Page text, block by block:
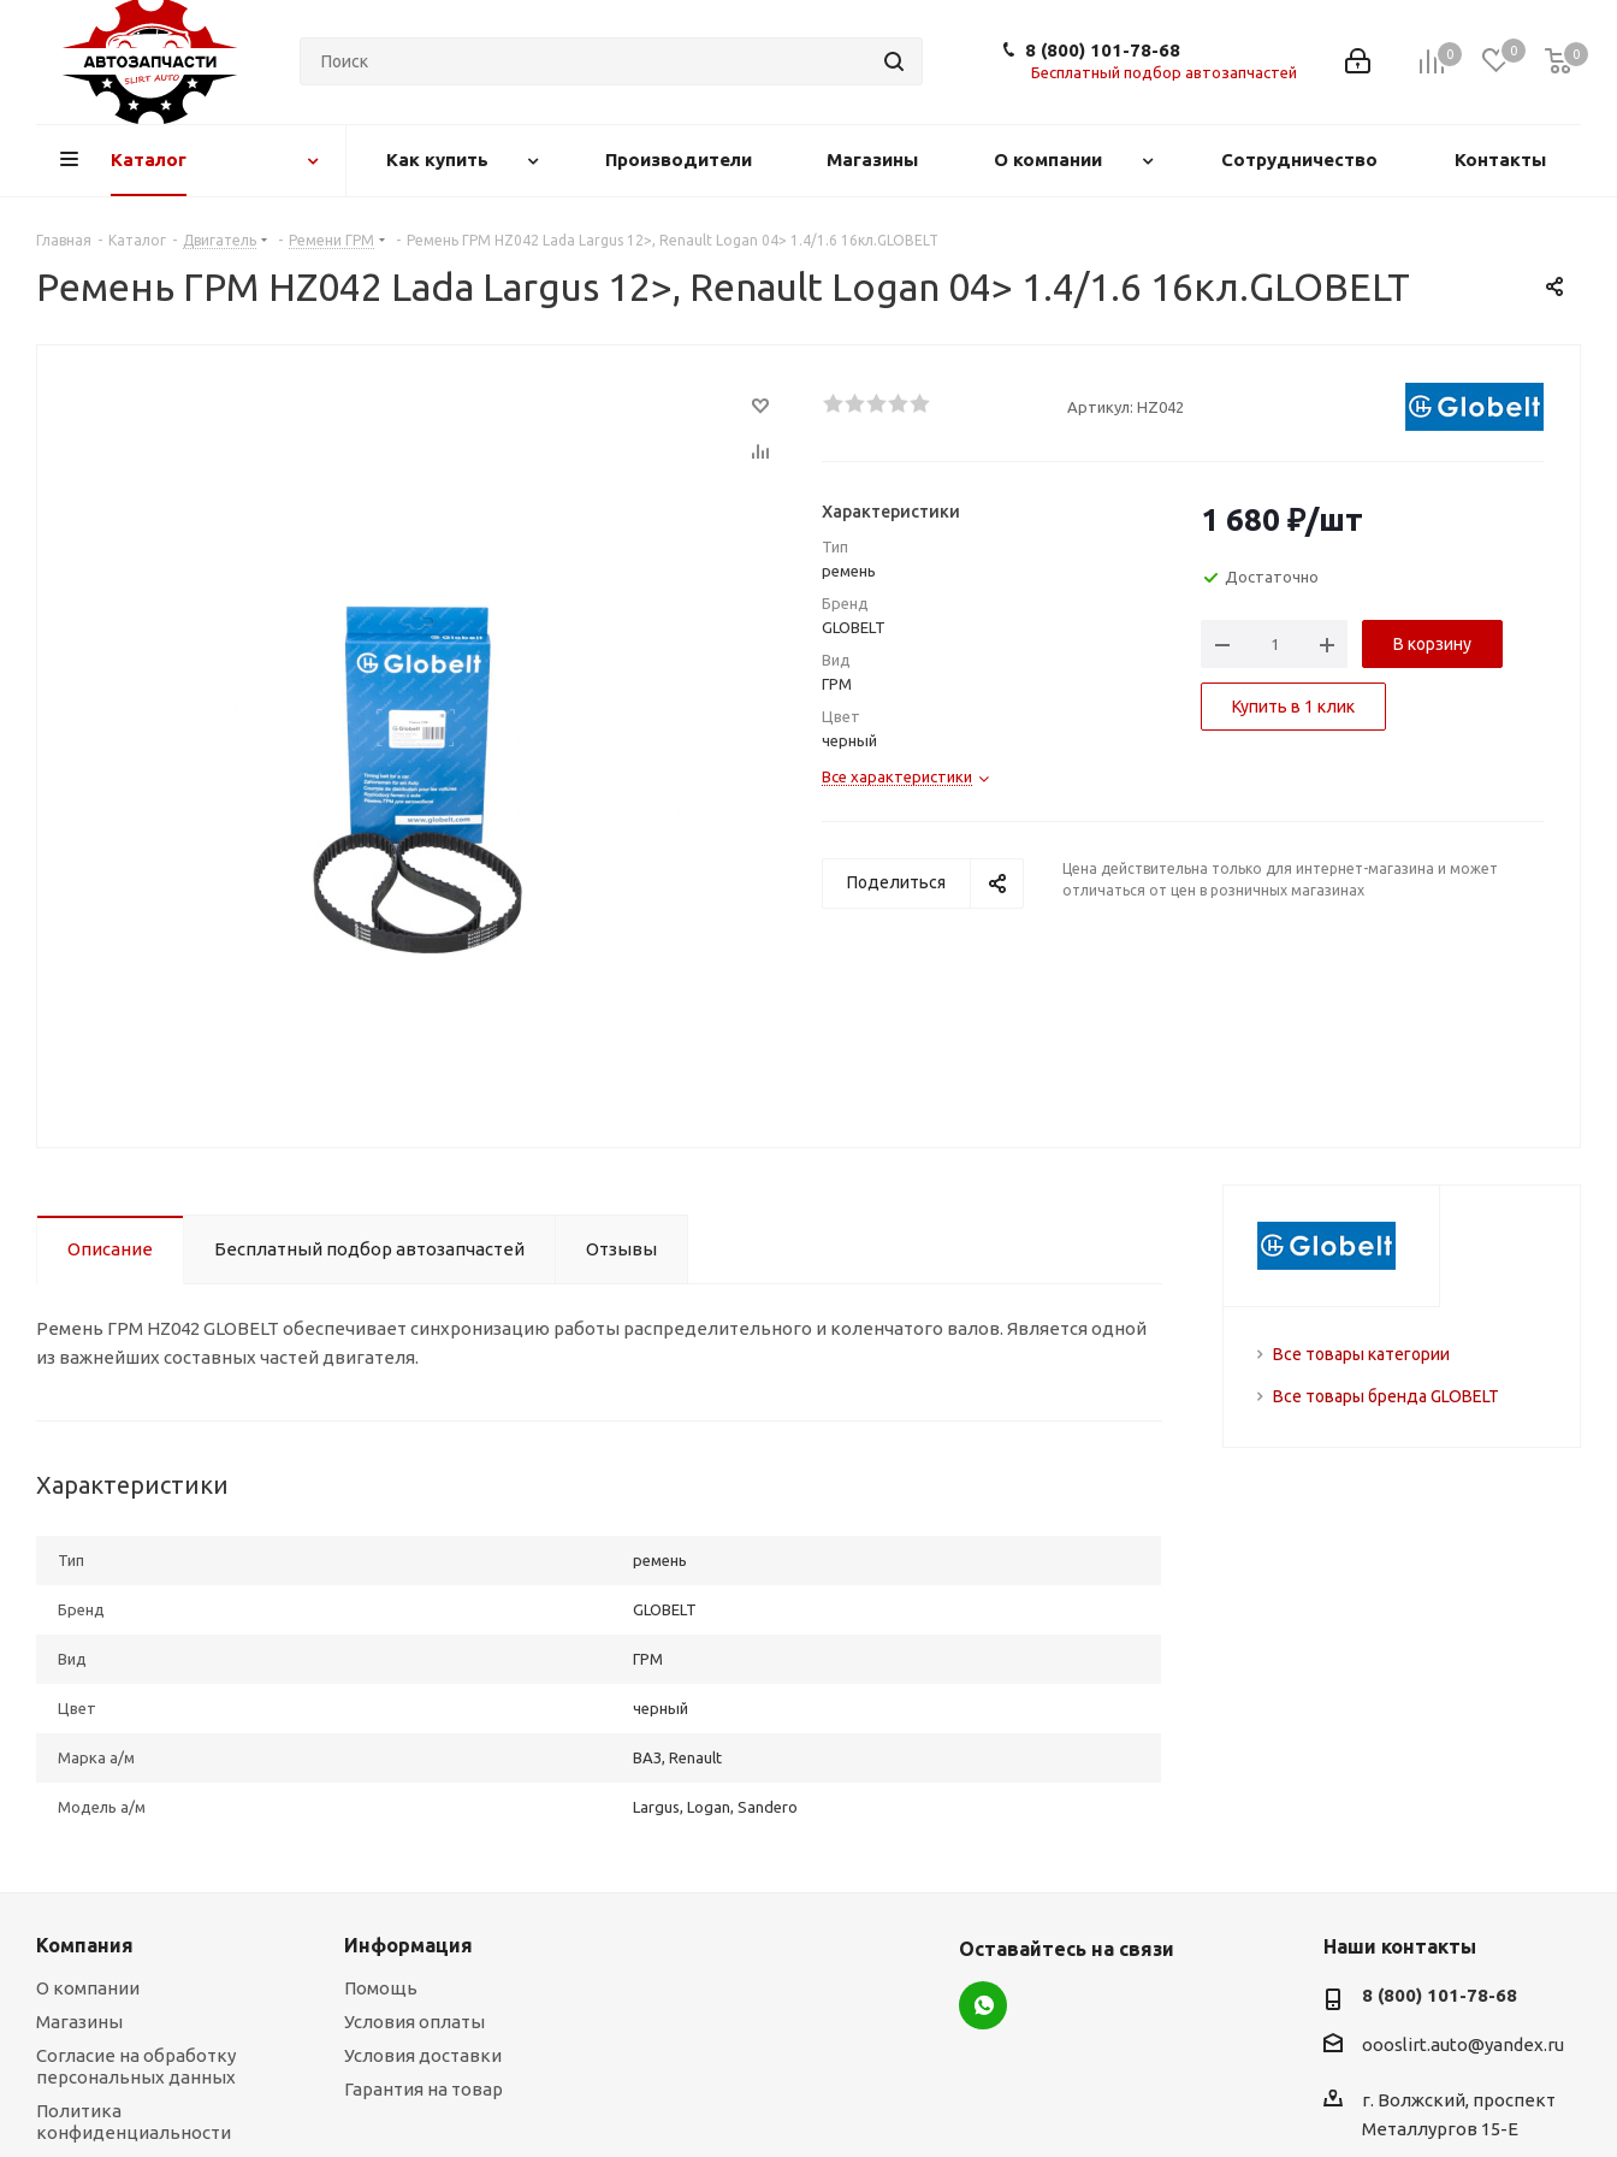
0 0 0
0
8 (800) 101-78-68
Бесплатный подбор автозапчастей
Каталог Как купить Производители Магазины О компании Сотрудничество Контакты
Главная - Каталог - Двигатель - Ремени ГРМ - Ремень ГРМ HZ042 Lada Largus 12>, Renault Logan 04> 1.4/1.6 16кл.GLOBELT
Ремень ГРМ HZ042 Lada Largus 12>, Renault Logan 04> 1.4/1.6 16кл.GLOBELT
Артикул: HZ042
Характеристики
Тип
ремень
Бренд
GLOBELT
Вид
ГРМ
Цвет
черный
Все характеристики
1 680 ₽/шт
Достаточно
В корзину
Купить в 1 клик
Поделиться
Цена действительна только для интернет-магазина и может
отличаться от цен в розничных магазинах
Описание Бесплатный подбор автозапчастей Отзывы
Ремень ГРМ HZ042 GLOBELT обеспечивает синхронизацию работы распределительного и коленчатого валов. Является одной
из важнейших составных частей двигателя.
Характеристики
Тип ремень
Бренд GLOBELT
Вид ГРМ
Цвет черный
Марка а/м ВАЗ, Renault
Модель а/м Largus, Logan, Sandero
Все товары категории
Все товары бренда GLOBELT
Компания
О компании
Магазины
Согласие на обработку
персональных данных
Политика
конфиденциальности
Информация
Помощь
Условия оплаты
Условия доставки
Гарантия на товар
Оставайтесь на связи Наши контакты
8 (800) 101-78-68
oooslirt.auto@yandex.ru
г. Волжский, проспект
Металлургов 15-Е